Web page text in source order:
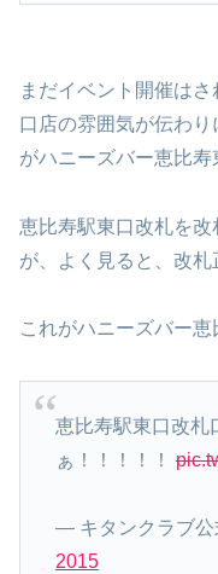
まだイベント開催は
口店の雰囲気が伝わ
がハニーズバー恵比寿
恵比寿駅東口改札を
が、よく見ると、改札
これがハニーズバー恵
恵比寿駅東口改札
ぁ！！！！！
— キタンクラブ公
2015